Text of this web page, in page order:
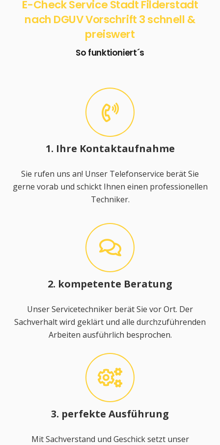
E-Check Service Stadt Filderstadt
nach DGUV Vorschrift 3 schnell &
preiswert
So funktioniert´s
1. Ihre Kontaktaufnahme
Sie rufen uns an! Unser Telefonservice berät Sie
gerne vorab und schickt Ihnen einen professionellen
Techniker.
2. kompetente Beratung
Unser Servicetechniker berät Sie vor Ort. Der
Sachverhalt wird geklärt und alle durchzuführenden
Arbeiten ausführlich besprochen.
3. perfekte Ausführung
Mit Sachverstand und Geschick setzt unser